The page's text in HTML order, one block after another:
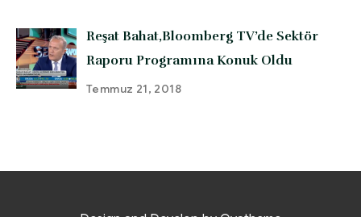
Reşat Bahat,Bloomberg TV’de Sektör
Raporu Programına Konuk Oldu
Temmuz 21, 2018